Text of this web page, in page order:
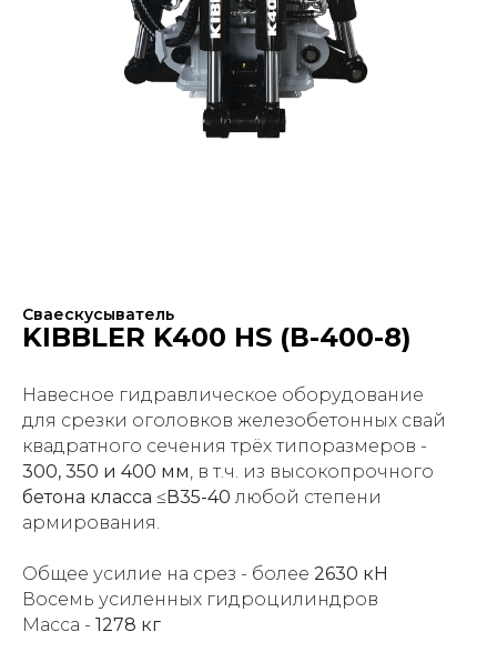
Сваескусыватель
KIBBLER K400 HS (В-400-8)
Навесное гидравлическое оборудование
для срезки оголовков железобетонных свай
квадратного сечения трёх типоразмеров -
300, 350 и 400 мм, в т.ч. из высокопрочного
бетона класса ≤В35-40 любой степени
армирования.
Общее усилие на срез - более 2630 кН
Восемь усиленных гидроцилиндров
Масса - 1278 кг